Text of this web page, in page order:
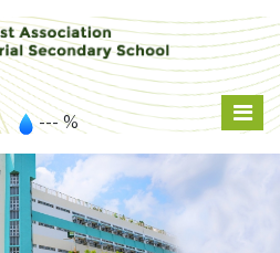
--- %